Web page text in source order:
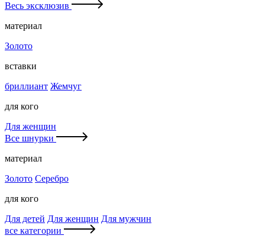
Весь эксклюзив
материал
Золото
вставки
бриллиант Жемчуг
для кого
Для женщин
Все шнурки
материал
Золото Серебро
для кого
Для детей Для женщин Для мужчин
все категории